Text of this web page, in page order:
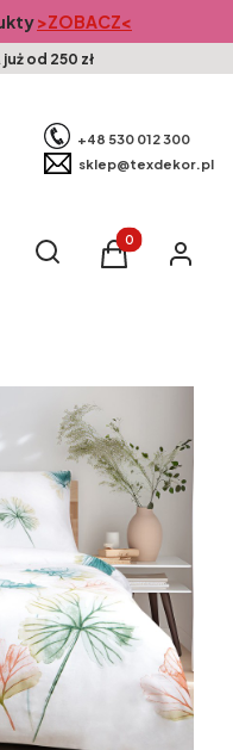
>ZOBACZ<
już od 250 zł
+48 530 012 300
sklep@texdekor.pl
Otwórz wyszukiwarkę
Szukaj Produkty w
Koszyk Zaloguj